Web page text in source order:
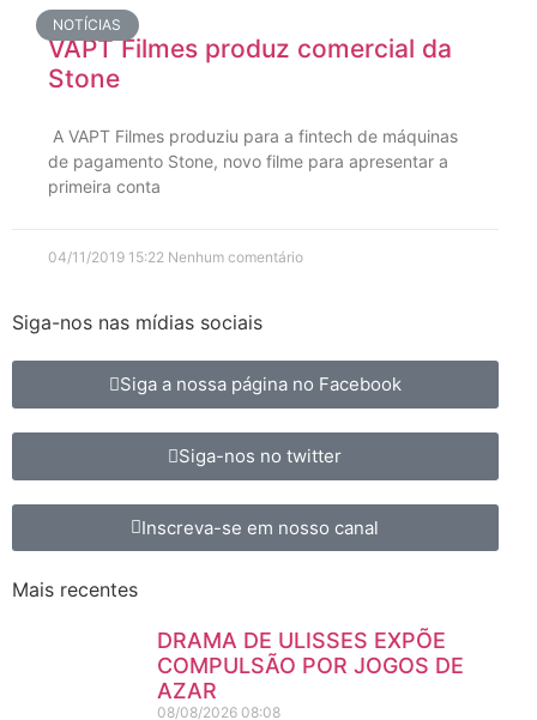
NOTÍCIAS
VAPT Filmes produz comercial da
Stone
A VAPT Filmes produziu para a fintech de máquinas
de pagamento Stone, novo filme para apresentar a
primeira conta
04/11/2019 15:22 Nenhum comentário
Siga-nos nas mídias sociais
Siga a nossa página no Facebook
Siga-nos no twitter
Inscreva-se em nosso canal
Mais recentes
DRAMA DE ULISSES EXPÕE
COMPULSÃO POR JOGOS DE
AZAR
08/08/2026 08:08